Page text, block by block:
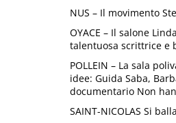
NUS – Il movimento
OYACE – Il salone
talentuosa scrittrice e
POLLEIN – La sala
idee: Guida Saba,
documentario Non
SAINT-NICOLAS Si